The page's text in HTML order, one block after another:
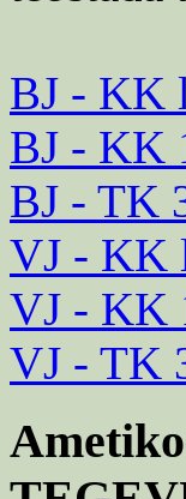
BJ - KK
BJ - KK
BJ - TK
VJ - KK
VJ - KK
VJ - TK